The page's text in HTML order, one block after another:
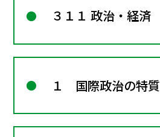
３１１ 政治・経済
１ 国際政治の特質